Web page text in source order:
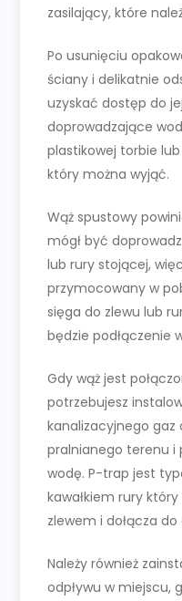
zasilający, które
Po usunięciu
ściany i delikatnie
uzyskać dostęp do
doprowadzające
plastikowej torbie
który można wyjąć.
Wąż spustowy
mógł być
lub rury stojącej,
przymocowany w
sięga do zlewu lub
będzie podłączenie
Gdy wąż jest
potrzebujesz
kanalizacyjnego gaz
pralnianego terenu i
wodę. P-trap jest
kawałkiem rury
zlewem i dołącza do
Należy również
odpływu w miejscu,